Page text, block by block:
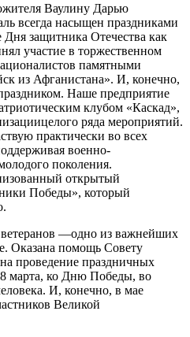
Ваулину Дарью
всегда насыщен праздниками
защитника Отечества как
участие в торжественном
памятными
из Афганистана». И, конечно,
Наше предприятие
клубом «Каскад»,
ряда мероприятий.
практически во всех
военно-
поколения.
открытый
Победы», который
—одно из важнейших
Оказана помощь Совету
проведение праздничных
марта, ко Дню Победы, во
И, конечно, в мае
Великой